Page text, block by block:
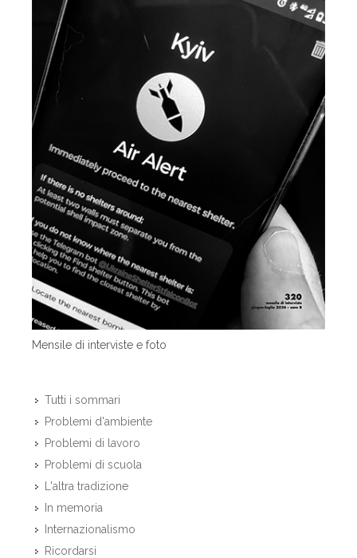
Mensile di interviste e foto
Tutti i sommari
Problemi d'ambiente
Problemi di lavoro
Problemi di scuola
L'altra tradizione
In memoria
Internazionalismo
Ricordarsi